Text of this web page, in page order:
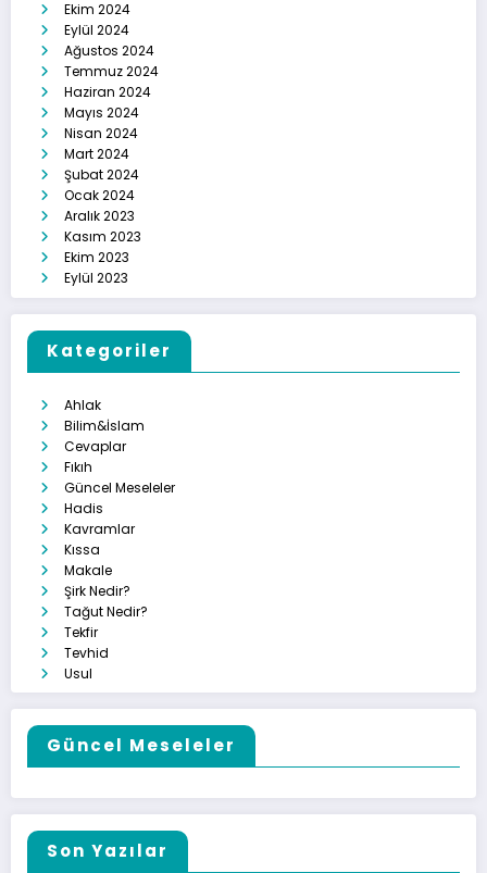
Ekim 2024
Eylül 2024
Ağustos 2024
Temmuz 2024
Haziran 2024
Mayıs 2024
Nisan 2024
Mart 2024
Şubat 2024
Ocak 2024
Aralık 2023
Kasım 2023
Ekim 2023
Eylül 2023
Kategoriler
Ahlak
Bilim&İslam
Cevaplar
Fıkıh
Güncel Meseleler
Hadis
Kavramlar
Kıssa
Makale
Şirk Nedir?
Tağut Nedir?
Tekfir
Tevhid
Usul
Güncel Meseleler
Son Yazılar